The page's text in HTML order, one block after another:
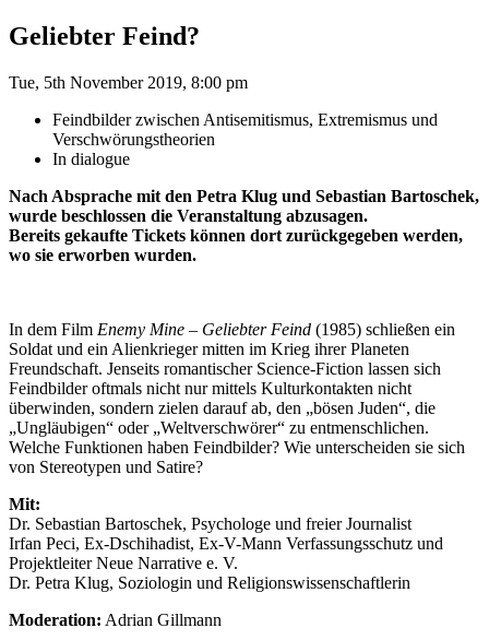
Geliebter Feind?
Tue, 5th November 2019, 8:00 pm
Feindbilder zwischen Antisemitismus, Extremismus und
Verschwörungstheorien
In dialogue
Nach Absprache mit den Petra Klug und Sebastian Bartoschek,
wurde beschlossen die Veranstaltung abzusagen.
Bereits gekaufte Tickets können dort zurückgegeben werden,
wo sie erworben wurden.
In dem Film Enemy Mine – Geliebter Feind (1985) schließen ein
Soldat und ein Alienkrieger mitten im Krieg ihrer Planeten
Freundschaft. Jenseits romantischer Science-Fiction lassen sich
Feindbilder oftmals nicht nur mittels Kulturkontakten nicht
überwinden, sondern zielen darauf ab, den „bösen Juden“, die
„Ungläubigen“ oder „Weltverschwörer“ zu entmenschlichen.
Welche Funktionen haben Feindbilder? Wie unterscheiden sie sich
von Stereotypen und Satire?
Mit:
Dr. Sebastian Bartoschek, Psychologe und freier Journalist
Irfan Peci, Ex-Dschihadist, Ex-V-Mann Verfassungsschutz und
Projektleiter Neue Narrative e. V.
Dr. Petra Klug, Soziologin und Religionswissenschaftlerin
Moderation: Adrian Gillmann